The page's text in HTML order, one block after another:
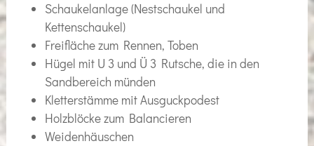
Schaukelanlage (Nestschaukel und
Kettenschaukel)
Freifläche zum Rennen, Toben
Hügel mit U 3 und Ü 3 Rutsche, die in den
Sandbereich münden
Kletterstämme mit Ausguckpodest
Holzblöcke zum Balancieren
Weidenhäuschen